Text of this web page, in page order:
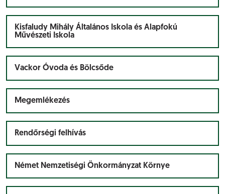
Kisfaludy Mihály Általános Iskola és Alapfokú
Művészeti Iskola
Vackor Óvoda és Bölcsőde
Megemlékezés
Rendőrségi felhívás
Német Nemzetiségi Önkormányzat Környe